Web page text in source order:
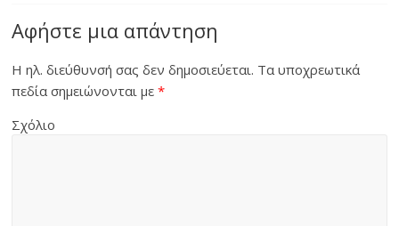
Αφήστε μια απάντηση
Η ηλ. διεύθυνσή σας δεν δημοσιεύεται. Τα υποχρεωτικά
πεδία σημειώνονται με*
Σχόλιο